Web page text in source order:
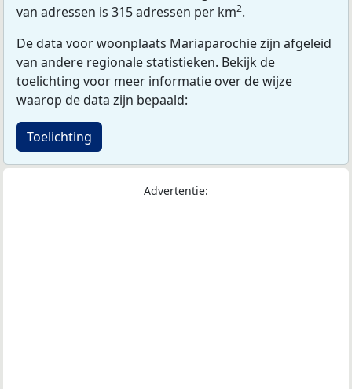
van adressen is 315 adressen per km2.
De data voor woonplaats Mariaparochie zijn afgeleid
van andere regionale statistieken. Bekijk de
toelichting voor meer informatie over de wijze
waarop de data zijn bepaald:
Toelichting
Advertentie: